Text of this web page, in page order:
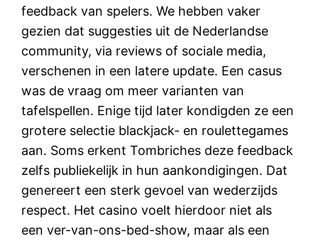
feedback van spelers. We hebben vaker
gezien dat suggesties uit de Nederlandse
community, via reviews of sociale media,
verschenen in een latere update. Een casus
was de vraag om meer varianten van
tafelspellen. Enige tijd later kondigden ze een
grotere selectie blackjack- en roulettegames
aan. Soms erkent Tombriches deze feedback
zelfs publiekelijk in hun aankondigingen. Dat
genereert een sterk gevoel van wederzijds
respect. Het casino voelt hierdoor niet als
een ver-van-ons-bed-show, maar als een